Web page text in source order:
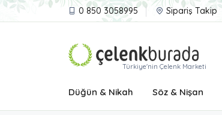
0 850 3058995 Sipariş Takip
Türkiye'nin Çelenk Marketi
Düğün & Nikah Söz & Nişan